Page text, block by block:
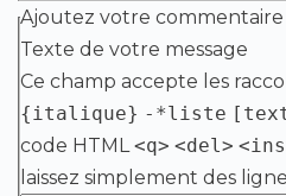
Ajoutez votre commentaire
Texte de votre message
Ce champ accepte les
{italique} -*liste
code HTML<q> <del>
laissez simplement des